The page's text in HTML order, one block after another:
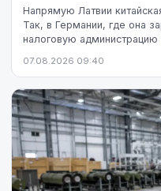
Напрямую Латвии
Так, в Германии, где она
налоговую
платит в той стране, где
07.08.2026 09:40